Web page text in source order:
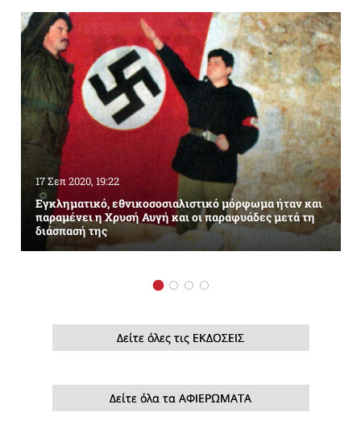
17 Σεπ 2020, 19:22
Εγκληματικό, εθνικοσοσιαλιστικό μόρφωμα ήταν και
παραμένει η Χρυσή Αυγή και οι παραφυάδες μετά τη
διάσπασή της
Δείτε όλες τις ΕΚΔΟΣΕΙΣ
Δείτε όλα τα ΑΦΙΕΡΩΜΑΤΑ